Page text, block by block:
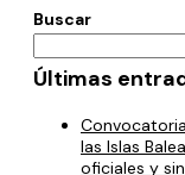
Buscar
Últimas
las Islas
oficiales y